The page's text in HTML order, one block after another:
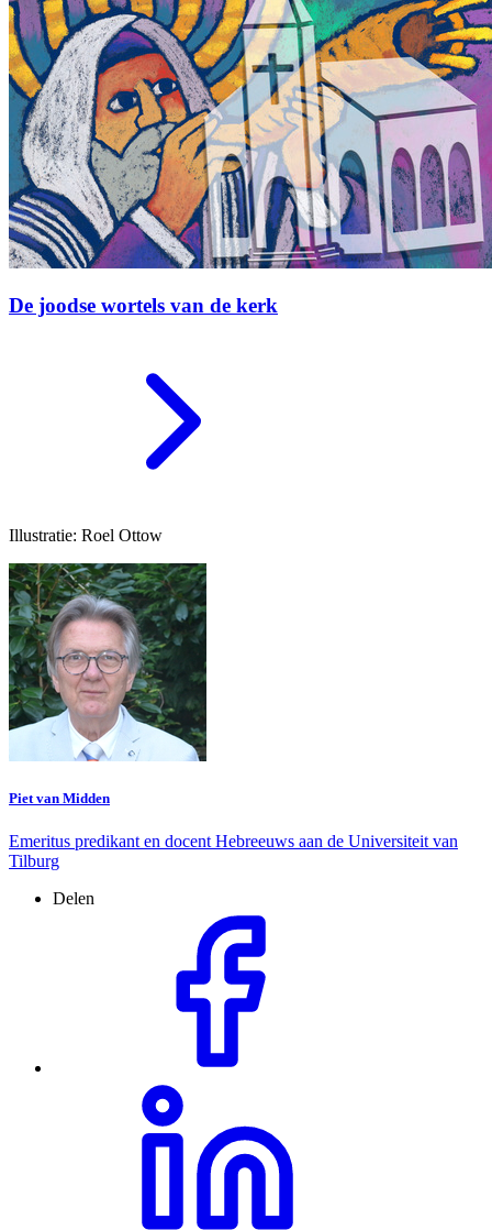
De joodse wortels van de kerk
Illustratie: Roel Ottow
Piet van Midden
Emeritus predikant en docent Hebreeuws aan de Universiteit van
Tilburg
Delen